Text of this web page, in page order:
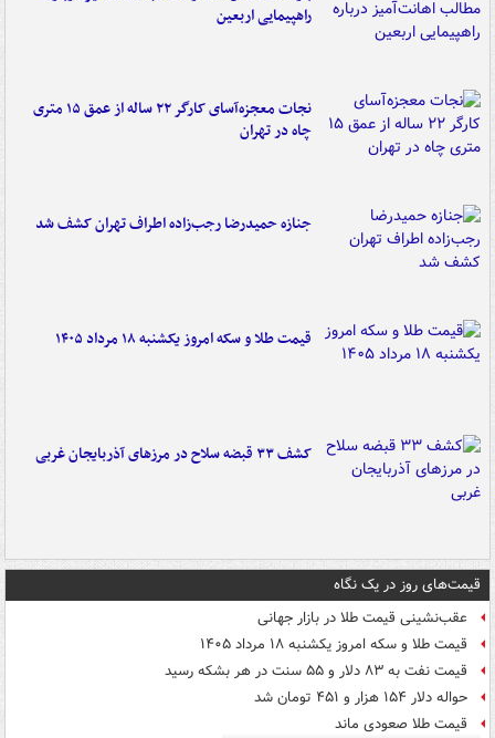
راهپیمایی اربعین
نجات معجزه‌آسای کارگر ۲۲ ساله از عمق ۱۵ متری
چاه در تهران
جنازه حمیدرضا رجب‌زاده اطراف تهران کشف شد
قیمت طلا و سکه امروز یکشنبه ۱۸ مرداد ۱۴۰۵
کشف ۳۳ قبضه سلاح در مرزهای آذربایجان غربی
قیمت‌های روز در یک نگاه
عقب‌نشینی قیمت طلا در بازار جهانی
قیمت طلا و سکه امروز یکشنبه ۱۸ مرداد ۱۴۰۵
قیمت نفت به ۸۳ دلار و ۵۵ سنت در هر بشکه رسید
حواله دلار ۱۵۴ هزار و ۴۵۱ تومان شد
قیمت طلا صعودی ماند